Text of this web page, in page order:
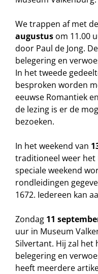
We trappen af met
augustus om 11.00
door Paul de Jong.
belegering en
In het tweede
besproken worden
eeuwse Romantiek
de lezing is er de
bezoeken.
In het weekend van
traditioneel weer het
speciale weekend
rondleidingen
1672. Iedereen kan
Zondag 11
uur in Museum
Silvertant. Hij zal het
belegering en
heeft meerdere